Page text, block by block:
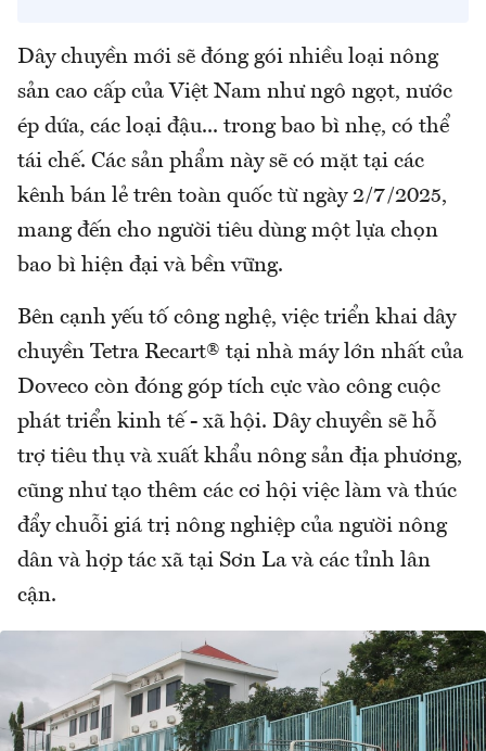
Dây chuyền mới sẽ đóng gói nhiều loại nông
sản cao cấp của Việt Nam như ngô ngọt, nước
ép dứa, các loại đậu... trong bao bì nhẹ, có thể
tái chế. Các sản phẩm này sẽ có mặt tại các
kênh bán lẻ trên toàn quốc từ ngày 2/7/2025,
mang đến cho người tiêu dùng một lựa chọn
bao bì hiện đại và bền vững.
Bên cạnh yếu tố công nghệ, việc triển khai dây
chuyền Tetra Recart® tại nhà máy lớn nhất của
Doveco còn đóng góp tích cực vào công cuộc
phát triển kinh tế - xã hội. Dây chuyền sẽ hỗ
trợ tiêu thụ và xuất khẩu nông sản địa phương,
cũng như tạo thêm các cơ hội việc làm và thúc
đẩy chuỗi giá trị nông nghiệp của người nông
dân và hợp tác xã tại Sơn La và các tỉnh lân
cận.